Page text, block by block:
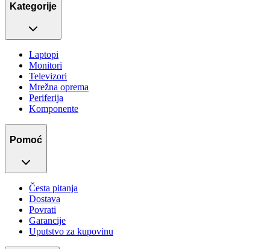
Kategorije
Laptopi
Monitori
Televizori
Mrežna oprema
Periferija
Komponente
Pomoć
Česta pitanja
Dostava
Povrati
Garancije
Uputstvo za kupovinu